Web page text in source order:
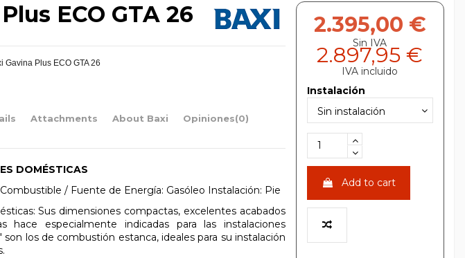
ECO GTA 26
Gavina Plus ECO GTA 26
Attachments About Baxi Opiniones(0)
DOMÉSTICAS
/ Fuente de Energía: Gasóleo Instalación: Pie
Sus dimensiones compactas, excelentes acabados
hace especialmente indicadas para las instalaciones
los de combustión estanca, ideales para su instalación
2.395,00 €
Sin IVA
2.897,95 €
IVA incluido
Instalación
Add to cart